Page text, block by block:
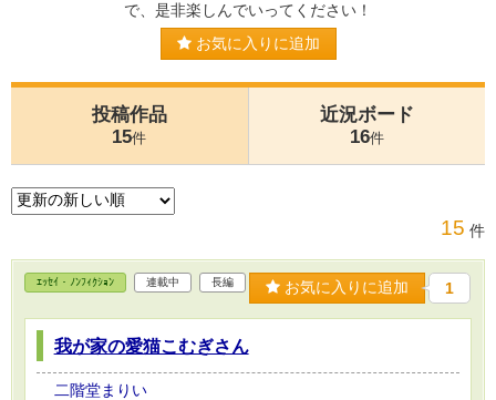
で、是非楽しんでいってください！
お気に入りに追加
投稿作品
15件
近況ボード
16件
15 件
ｴｯｾｲ・ﾉﾝﾌｨｸｼｮﾝ 連載中 長編 お気に入りに追加 1
我が家の愛猫こむぎさん
二階堂まりい